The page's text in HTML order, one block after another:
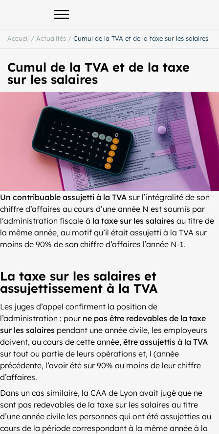
Afficher le menu principal
Accueil / Actualités / Cumul de la TVA et de la taxe sur les salaires
Cumul de la TVA et de la taxe
sur les salaires
Un contribuable assujetti à la TVA sur l’intégralité de son
chiffre d’affaires au cours d’une année N est soumis par
l’administration fiscale à la taxe sur les salaires au titre de
la même année, au motif qu’il était assujetti à la TVA sur
moins de 90% de son chiffre d’affaires l’année N-1.
La taxe sur les salaires et
assujettissement à la TVA
Les juges d’appel confirment la position de
l’administration : pour ne pas être redevables de la taxe
sur les salaires pendant une année civile, les employeurs
doivent, au cours de cette année, être assujettis à la TVA
sur tout ou partie de leurs opérations et, l (année
précédente, l’avoir été sur 90% au moins de leur chiffre
d’affaires.
Dans un cas similaire, la CAA de Lyon avait jugé que ne
sont pas redevables de la taxe sur les salaires au titre
d’une année civile les personnes qui ont été assujetties au
cours de la période correspondant à la même année à la